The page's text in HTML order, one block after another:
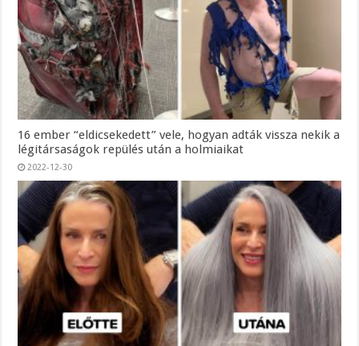
16 ember “eldicsekedett” vele, hogyan adták vissza nekik a
légitársaságok repülés után a holmiaikat
2022-12-30